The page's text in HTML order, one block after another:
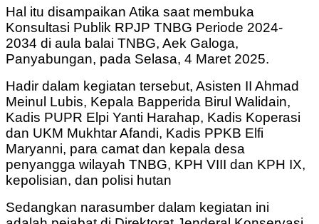
Hal itu disampaikan Atika saat membuka
Konsultasi Publik RPJP TNBG Periode 2024-
2034 di aula balai TNBG, Aek Galoga,
Panyabungan, pada Selasa, 4 Maret 2025.
Hadir dalam kegiatan tersebut, Asisten II Ahmad
Meinul Lubis, Kepala Bapperida Birul Walidain,
Kadis PUPR Elpi Yanti Harahap, Kadis Koperasi
dan UKM Mukhtar Afandi, Kadis PPKB Elfi
Maryanni, para camat dan kepala desa
penyangga wilayah TNBG, KPH VIII dan KPH IX,
kepolisian, dan polisi hutan
Sedangkan narasumber dalam kegiatan ini